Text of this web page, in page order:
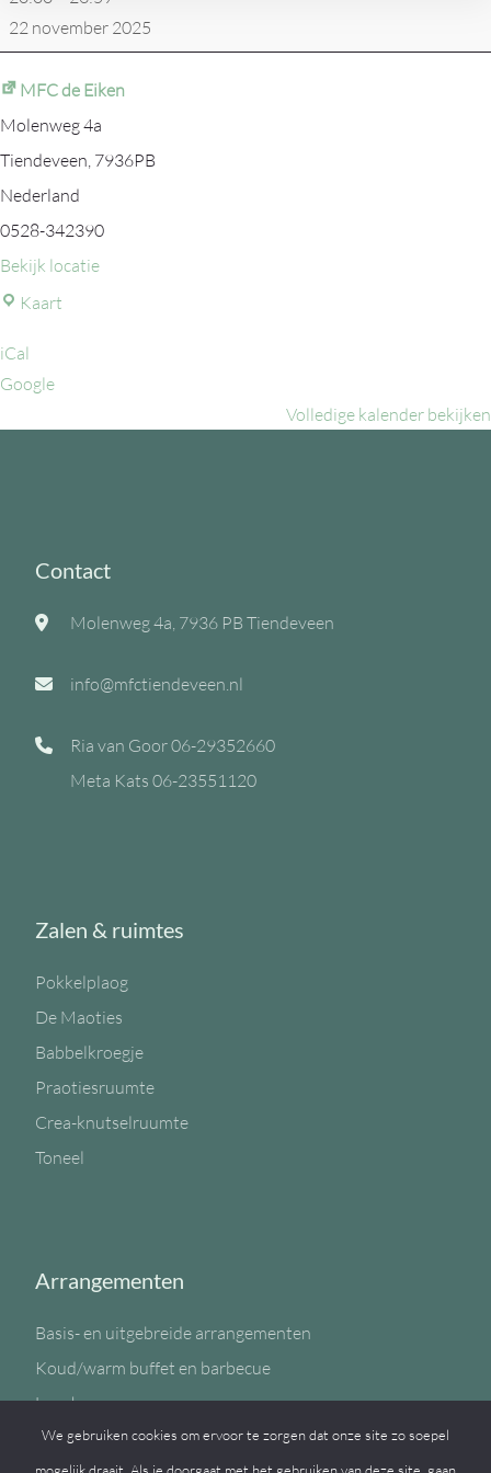
22 november 2025
MFC de Eiken
Molenweg 4a
Tiendeveen, 7936PB
Nederland
0528-342390
Bekijk locatie
Kaart
iCal
Google
Volledige kalender bekijken
Contact
Molenweg 4a, 7936 PB Tiendeveen
info@mfctiendeveen.nl
Ria van Goor06-29352660
Meta Kats 06-23551120
Zalen & ruimtes
Pokkelplaog
De Maoties
Babbelkroegje
Praotiesruumte
Crea-knutselruumte
Toneel
Arrangementen
Basis- en uitgebreide arrangementen
Koud/warm buffet en barbecue
Lunch
Sportzaal
We gebruiken cookies om ervoor te zorgen dat onze site zo soepel